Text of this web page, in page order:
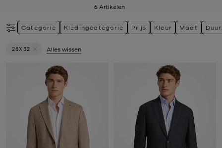
6Artikelen
Categorie Kledingcategorie Prijs Kleur Maat
28X32
Alles wissen